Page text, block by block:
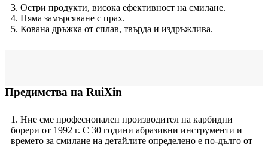
3. Остри продукти, висока ефективност на смилане.
4. Няма замърсяване с прах.
5. Кована дръжка от сплав, твърда и издръжлива.
Предимства на RuiXin
1. Ние сме професионален производител на карбидни
борери от 1992 г. С 30 години абразивни инструменти и
времето за смилане на детайлите определено е по-дълго от